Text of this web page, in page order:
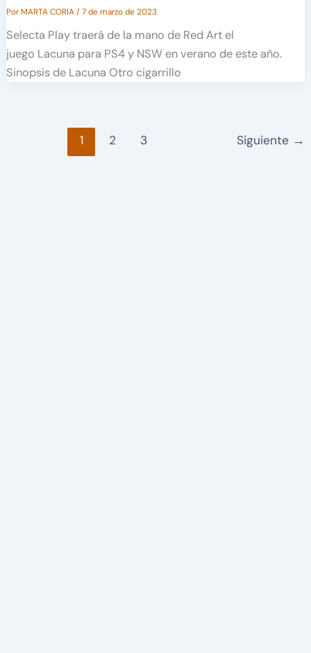
PorMARTA CORIA/7 de marzo de 2023
Selecta Play traerá de la mano de Red Art el
juego Lacuna para PS4 y NSW en verano de este año.
Sinopsis de Lacuna Otro cigarrillo
1 2 3 Siguiente →